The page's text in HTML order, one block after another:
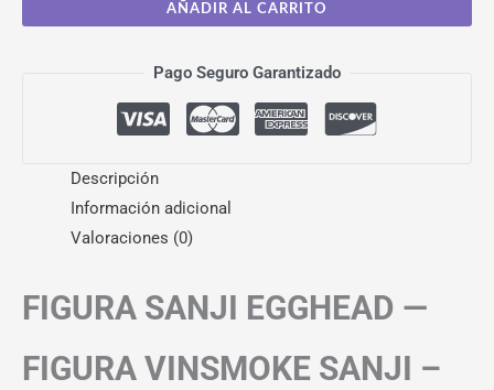
AÑADIR AL CARRITO
Pago Seguro Garantizado
Descripción
Información adicional
Valoraciones (0)
FIGURA SANJI EGGHEAD —
FIGURA VINSMOKE SANJI –